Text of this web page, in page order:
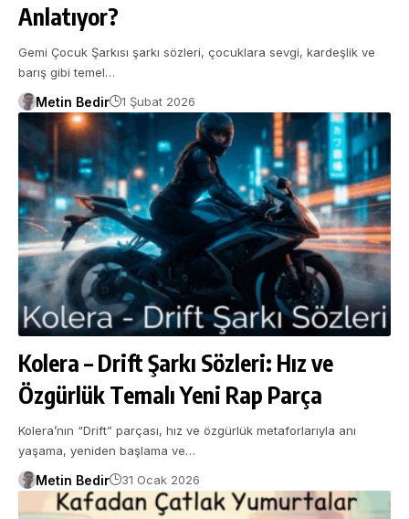
Anlatıyor?
Gemi Çocuk Şarkısı şarkı sözleri, çocuklara sevgi, kardeşlik ve
barış gibi temel…
Metin Bedir 1 Şubat 2026
Kolera – Drift Şarkı Sözleri: Hız ve
Özgürlük Temalı Yeni Rap Parça
Kolera’nın “Drift” parçası, hız ve özgürlük metaforlarıyla anı
yaşama, yeniden başlama ve…
Metin Bedir 31 Ocak 2026